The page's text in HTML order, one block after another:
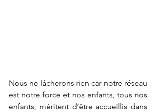
Nous ne lâcherons rien car notre réseau
est notre force et nos enfants, tous nos
enfants, méritent d’être accueillis dans